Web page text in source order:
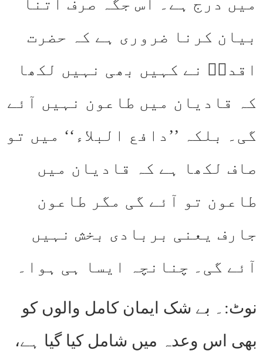
بیان کرنا ضروری ہے کہ حضرت
اقدسؑ نے کہیں بھی نہیں لکھا
کہ قادیان میں طاعون نہیں آئے
گی۔ بلکہ ’’دافع البلاء‘‘ میں تو
صاف لکھا ہے کہ قادیان میں
طاعون تو آئے گی مگر طاعون
جارف یعنی بربادی بخش نہیں
آئے گی۔ چنانچہ ایسا ہی ہوا۔
نوٹ:۔ بے شک ایمان کامل والوں کو
بھی اس وعدہ میں شامل کیا گیا ہے،